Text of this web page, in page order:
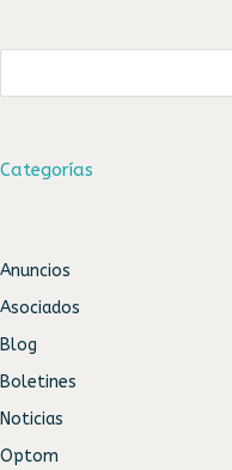
Categorías
Anuncios
Asociados
Blog
Boletines
Noticias
Optom